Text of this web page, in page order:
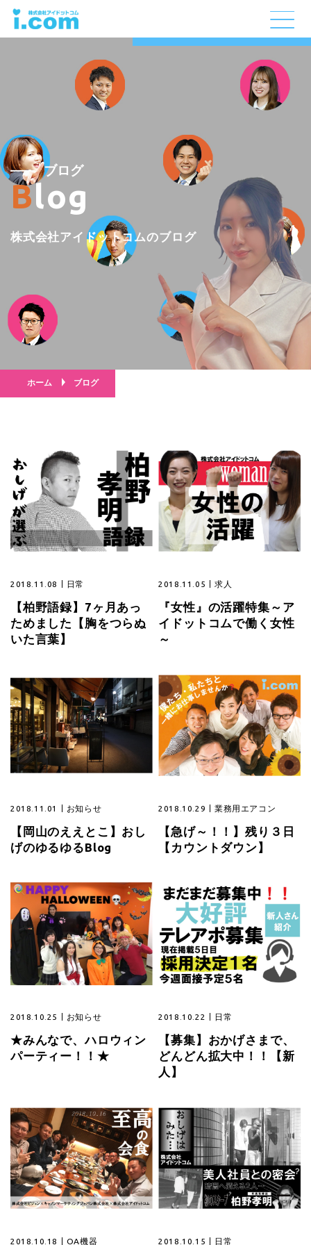
ブログ
Blog
株式会社アイドットコムのブログ
ホーム ブログ
2018.11.08 日常
【柏野語録】7ヶ月あっ
ためました【胸をつらぬ
いた言葉】
2018.11.05 求人
『女性』の活躍特集～ア
イドットコムで働く女性
～
2018.11.01 お知らせ
【岡山のええとこ】おし
げのゆるゆるBlog
2018.10.29 業務用エアコン
【急げ～！！】残り３日
【カウントダウン】
2018.10.25 お知らせ
★みんなで、ハロウィン
パーティー！！★
2018.10.22 日常
【募集】おかげさまで、
どんどん拡大中！！【新
人】
2018.10.18 OA機器 2018.10.15 日常